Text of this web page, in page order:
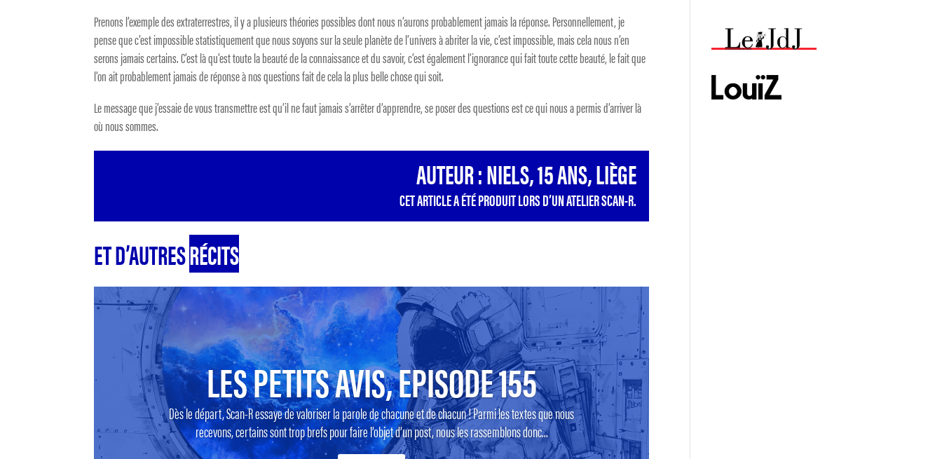
Prenons l’exemple des extraterrestres, il y a plusieurs théories possibles dont nous n’aurons probablement jamais la réponse. Personnellement, je
pense que c’est impossible statistiquement que nous soyons sur la seule planète de l’univers à abriter la vie, c’est impossible, mais cela nous n’en
serons jamais certains. C’est là qu’est toute la beauté de la connaissance et du savoir, c’est également l’ignorance qui fait toute cette beauté, le fait que
l’on ait probablement jamais de réponse à nos questions fait de cela la plus belle chose qui soit.
Le message que j’essaie de vous transmettre est qu’il ne faut jamais s’arrêter d’apprendre, se poser des questions est ce qui nous a permis d’arriver là
où nous sommes.
AUTEUR : NIELS, 15 ANS, LIÈGE
CET ARTICLE A ÉTÉ PRODUIT LORS D’UN ATELIER SCAN-R.
ET D’AUTRESRÉCITS
LES PETITS AVIS, EPISODE 155
Dès le départ, Scan-R essaye de valoriser la parole de chacune et de chacun ! Parmi les textes que nous
recevons, certains sont trop brefs pour faire l’objet d’un post, nous les rassemblons donc...